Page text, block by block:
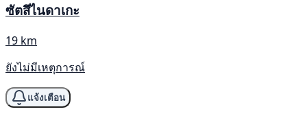
ซัตสึไนดาเกะ
19 km
ยังไม่มีเหตุการณ์
แจ้งเตือน